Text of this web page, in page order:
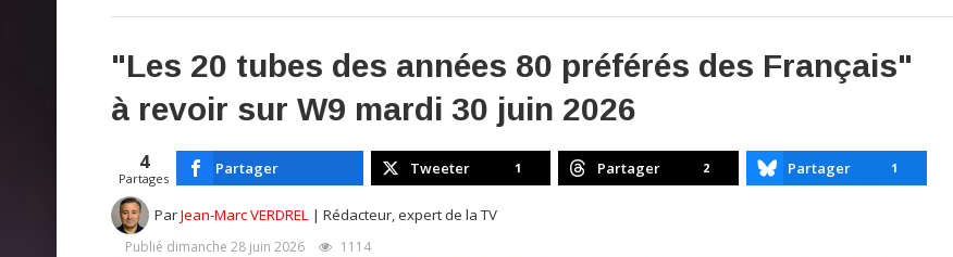
"Les 20 tubes des années 80 préférés des Français"
à revoir sur W9 mardi 30 juin 2026
4
Partages
Partager Tweeter 1 Partager 2 Partager 1
ParJean-Marc VERDREL | Rédacteur, expert de la TV
Publié dimanche 28 juin 2026 1114